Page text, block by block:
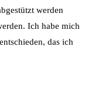
werden
Ich habe mich
das ich